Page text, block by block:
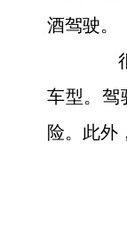
酒驾驶。
很
车型。驾
险。此外